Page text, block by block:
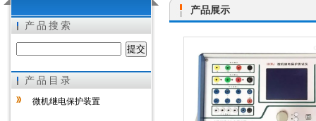
上海徐吉电气有限公司
产品搜索
产品目录
微机继电保护装置
产品展示